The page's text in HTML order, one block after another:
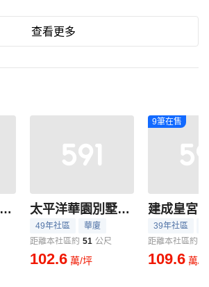
查看更多
太平洋華園別墅十期 太平洋華園別墅十二期-A座
49年社區
華廈
距離本社區約 51 公尺
102.6 萬/坪
9筆在售
建成皇宮
39年社區
距離本社區約
109.6 萬/